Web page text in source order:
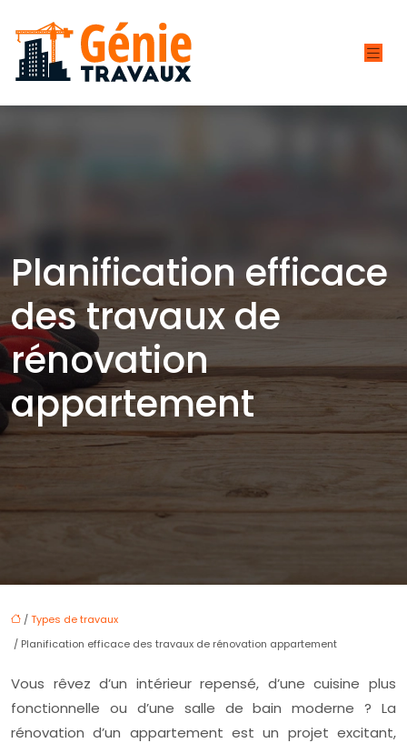
Planification efficace
des travaux de
rénovation
appartement
/Types de travaux
/ Planification efficace des travaux de rénovation appartement
Vous rêvez d’un intérieur repensé, d’une cuisine plus
fonctionnelle ou d’une salle de bain moderne ? La
rénovation d’un appartement est un projet excitant,